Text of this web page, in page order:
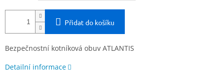
Přidat do košíku
Bezpečnostní kotníková obuv ATLANTIS
Detailní informace